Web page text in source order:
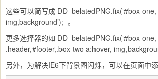
这些可以简写成 DD_belatedPNG.fix(‘#box-
img,background’); 。
更多选择器的如 DD_belatedPNG.fix(‘#box-one,
.header,#footer,.box-two a:hover,
另外，为解决IE6下背景图闪烁，可以在页面中